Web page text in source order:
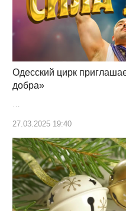
Одесский цирк
добра»
27.03.2025 19:40